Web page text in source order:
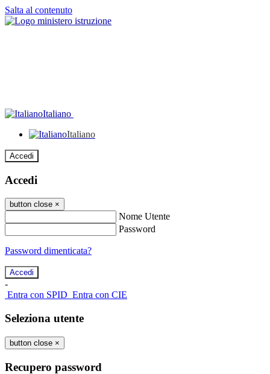
Salta al contenuto
Italiano
Italiano
Accedi
Accedi
button close ×
Nome Utente
Password
Password dimenticata?
-
Entra con SPID Entra con CIE
Seleziona utente
button close ×
Recupero password